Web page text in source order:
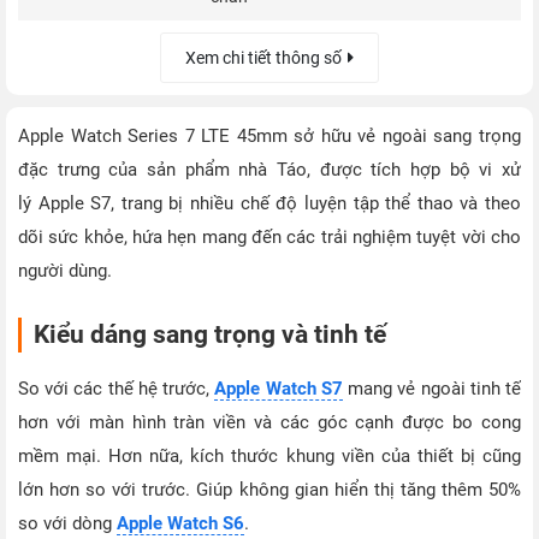
Apple Watch Series 7 LTE 45mm sở hữu vẻ ngoài sang trọng
đặc trưng của sản phẩm nhà Táo, được tích hợp bộ vi xử
lý Apple S7, trang bị nhiều chế độ luyện tập thể thao và theo
dõi sức khỏe, hứa hẹn mang đến các trải nghiệm tuyệt vời cho
người dùng.
Kiểu dáng sang trọng và tinh tế
So với các thế hệ trước,Apple Watch S7 mang vẻ ngoài tinh tế
hơn với màn hình tràn viền và các góc cạnh được bo cong
mềm mại. Hơn nữa, kích thước khung viền của thiết bị cũng
lớn hơn so với trước. Giúp không gian hiển thị tăng thêm 50%
so với dòng Apple Watch S6.
Xem chi tiết thông số